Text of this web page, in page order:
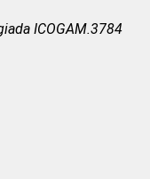
ICOGAM.3784